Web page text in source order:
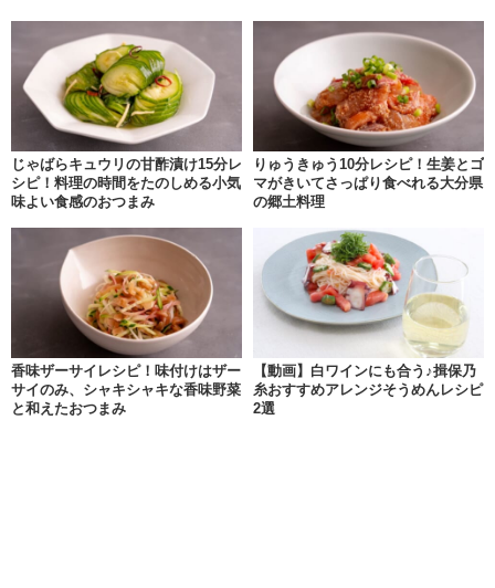
じゃばらキュウリの甘酢漬け15分レ
シピ！料理の時間をたのしめる小気
味よい食感のおつまみ
りゅうきゅう10分レシピ！生姜とゴ
マがきいてさっぱり食べれる大分県
の郷土料理
香味ザーサイレシピ！味付けはザー
サイのみ、シャキシャキな香味野菜
と和えたおつまみ
【動画】白ワインにも合う♪揖保乃
糸おすすめアレンジそうめんレシピ
2選